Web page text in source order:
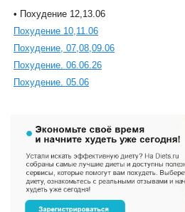
• Похудение 12,13.06
Похудение 10,11.06
Похудение, 07,08,09.06
Похудение. 06.06.26
Похудение. 05.06